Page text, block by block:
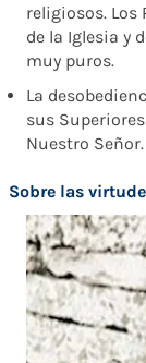
religiosos. Los
de la Iglesia y
muy puros.
La
sus
Nuestro Señor.
Sobre las vir